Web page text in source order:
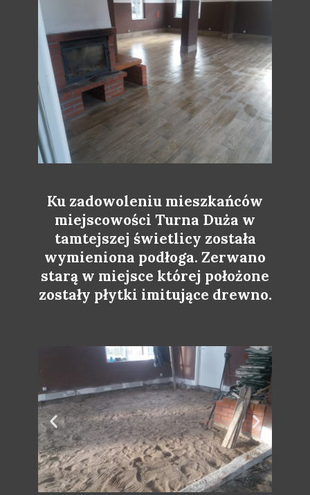
Ku zadowoleniu mieszkańców
miejscowości Turna Duża w
tamtejszej świetlicy została
wymieniona podłoga. Zerwano
starą w miejsce której położone
zostały płytki imitujące drewno.